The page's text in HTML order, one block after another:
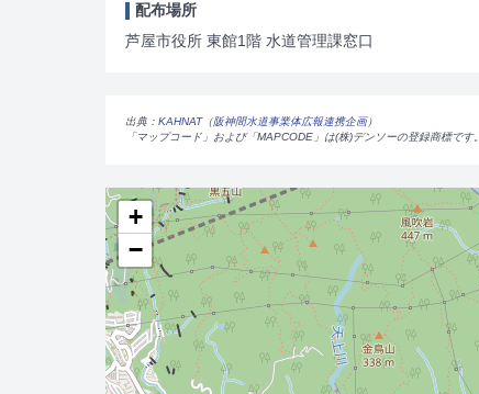
配布場所
芦屋市役所 東館1階 水道管理課窓口
出典： KAHNAT（阪神間水道事業体広報連携企画）
「マップコード」および「MAPCODE」は(株)デンソーの登録商標です。
+
−